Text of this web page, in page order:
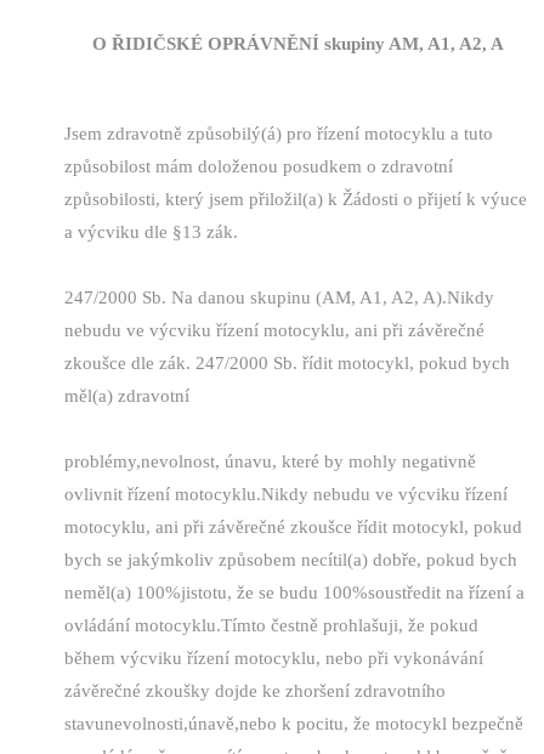
O ŘIDIČSKÉ OPRÁVNĚNÍ skupiny AM, A1, A2, A
Jsem zdravotně způsobilý(á) pro řízení motocyklu a tuto
způsobilost mám doloženou posudkem o zdravotní
způsobilosti, který jsem přiložil(a) k Žádosti o přijetí k výuce
a výcviku dle §13 zák.
247/2000 Sb. Na danou skupinu (AM, A1, A2, A).Nikdy
nebudu ve výcviku řízení motocyklu, ani při závěrečné
zkoušce dle zák. 247/2000 Sb. řídit motocykl, pokud bych
měl(a) zdravotní
problémy,nevolnost, únavu, které by mohly negativně
ovlivnit řízení motocyklu.Nikdy nebudu ve výcviku řízení
motocyklu, ani při závěrečné zkoušce řídit motocykl, pokud
bych se jakýmkoliv způsobem necítil(a) dobře, pokud bych
neměl(a) 100%jistotu, že se budu 100%soustředit na řízení a
ovládání motocyklu.Tímto čestně prohlašuji, že pokud
během výcviku řízení motocyklu, nebo při vykonávání
závěrečné zkoušky dojde ke zhoršení zdravotního
stavunevolnosti,únavě,nebo k pocitu, že motocykl bezpečně